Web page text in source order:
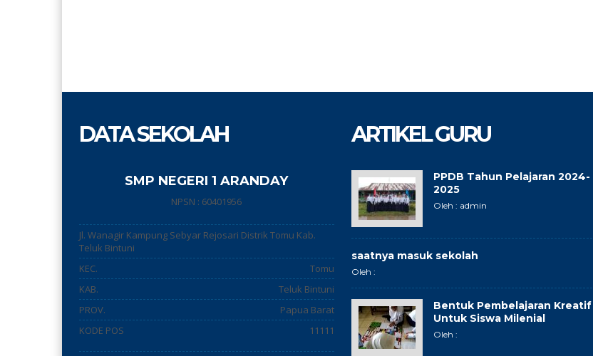
DATA SEKOLAH
SMP NEGERI 1 ARANDAY
NPSN : 60401956
Jl. Wanagir Kampung Sebyar Rejosari Distrik Tomu Kab.
Teluk Bintuni
KEC.
Tomu
KAB.
Teluk Bintuni
PROV.
Papua Barat
KODE POS
11111
ARTIKEL GURU
PPDB Tahun Pelajaran 2024-
2025
Oleh : admin
saatnya masuk sekolah
Oleh :
Bentuk Pembelajaran Kreatif
Untuk Siswa Milenial
Oleh :